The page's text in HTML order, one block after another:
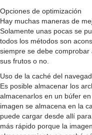
Opciones de optimización
Hay muchas maneras de
Solamente unas pocas se
todos los métodos son
siempre se debe
sus frutos o no.
Uso de la caché del
Es posible almacenar los
almacenarlos en un búfer
imagen se almacena en la
puede cargar desde allí
más rápido porque la